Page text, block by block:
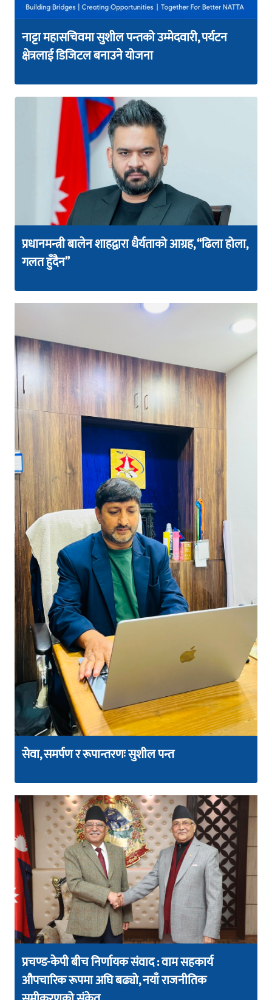
नाट्टा महासचिवमा सुशील पन्तको उम्मेदवारी, पर्यटन
क्षेत्रलाई डिजिटल बनाउने योजना
प्रधानमन्त्री बालेन शाहद्वारा धैर्यताको आग्रह, “ढिला होला,
गलत हुँदैन”
सेवा, समर्पण र रूपान्तरणः सुशील पन्त
प्रचण्ड-केपी बीच निर्णायक संवाद : वाम सहकार्य
औपचारिक रूपमा अघि बढ्यो, नयाँ राजनीतिक